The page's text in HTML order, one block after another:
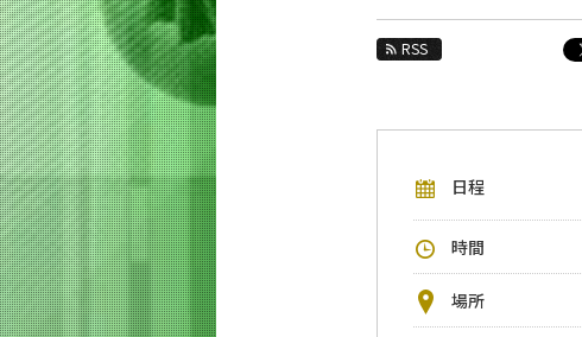
RSS
日程
時間
場所
今後の課程別イベント